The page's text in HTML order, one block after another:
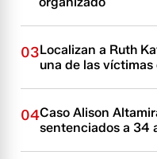
03Localizan a Ruth
una de las
04Caso Alison
sentenciados a 34